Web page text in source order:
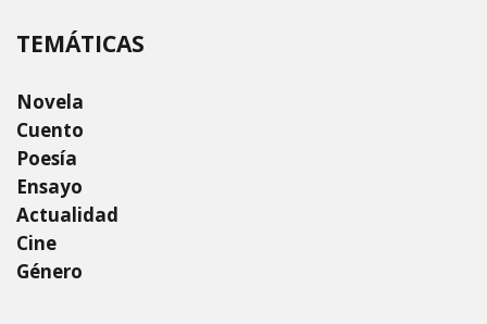
TEMÁTICAS
Novela
Cuento
Poesía
Ensayo
Actualidad
Cine
Género